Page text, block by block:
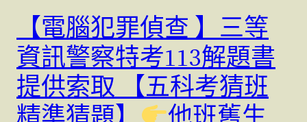
【電腦犯罪偵查 】三等
資訊警察特考113解題書
提供索取 【五科考猜班